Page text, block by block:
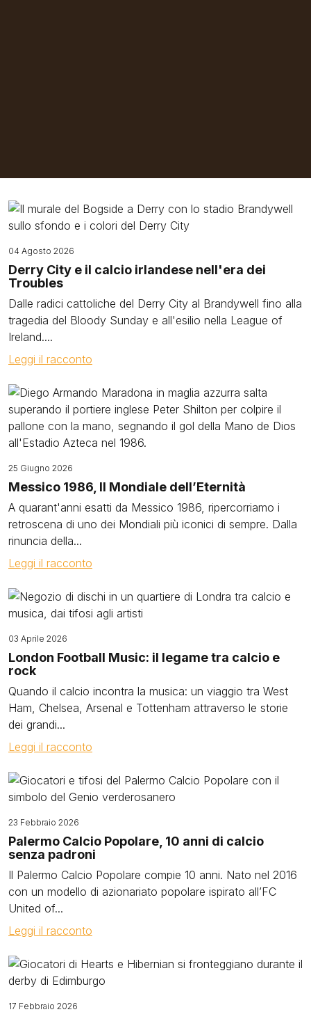
Image
04 Agosto 2026
Derry City e il calcio irlandese nell'era dei
Troubles
Dalle radici cattoliche del Derry City al Brandywell fino alla
tragedia del Bloody Sunday e all'esilio nella League of
Ireland....
Leggi il racconto
Image
25 Giugno 2026
Messico 1986, Il Mondiale dell’Eternità
A quarant'anni esatti da Messico 1986, ripercorriamo i
retroscena di uno dei Mondiali più iconici di sempre. Dalla
rinuncia della...
Leggi il racconto
Image
03 Aprile 2026
London Football Music: il legame tra calcio e
rock
Quando il calcio incontra la musica: un viaggio tra West
Ham, Chelsea, Arsenal e Tottenham attraverso le storie
dei grandi...
Leggi il racconto
Image
23 Febbraio 2026
Palermo Calcio Popolare, 10 anni di calcio
senza padroni
Il Palermo Calcio Popolare compie 10 anni. Nato nel 2016
con un modello di azionariato popolare ispirato all’FC
United of...
Leggi il racconto
Image
17 Febbraio 2026